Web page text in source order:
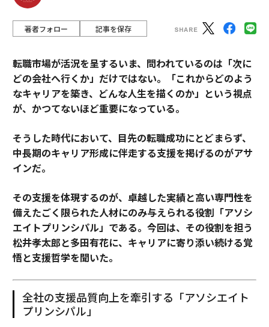
著者フォロー 記事を保存
転職市場が活況を呈するいま、問われているのは「次に
どの会社へ行くか」だけではない。「これからどのよう
なキャリアを築き、どんな人生を描くのか」という視点
が、かつてないほど重要になっている。
そうした時代において、目先の転職成功にとどまらず、
中長期のキャリア形成に伴走する支援を掲げるのがアサ
インだ。
その支援を体現するのが、卓越した実績と高い専門性を
備えたごく限られた人材にのみ与えられる役割「アソシ
エイトプリンシパル」である。今回は、その役割を担う
松井孝太郎と多田有花に、キャリアに寄り添い続ける覚
悟と支援哲学を聞いた。
全社の支援品質向上を牽引する「アソシエイト
プリンシパル」